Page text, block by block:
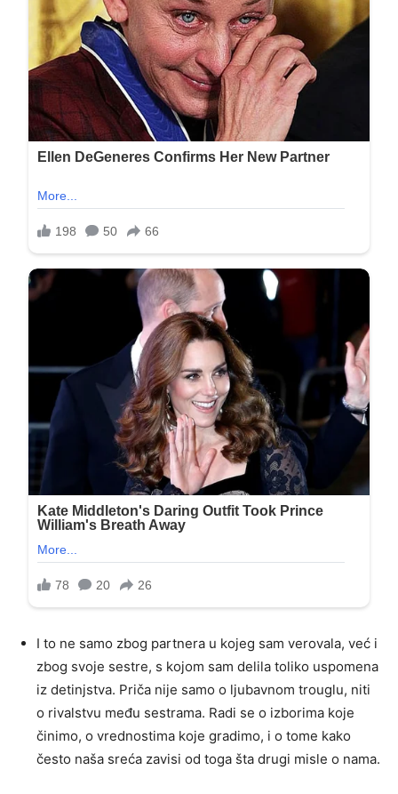
I to ne samo zbog partnera u kojeg sam verovala, već i
zbog svoje sestre, s kojom sam delila toliko uspomena
iz detinjstva. Priča nije samo o ljubavnom trouglu, niti
o rivalstvu među sestrama. Radi se o izborima koje
činimo, o vrednostima koje gradimo, i o tome kako
često naša sreća zavisi od toga šta drugi misle o nama.